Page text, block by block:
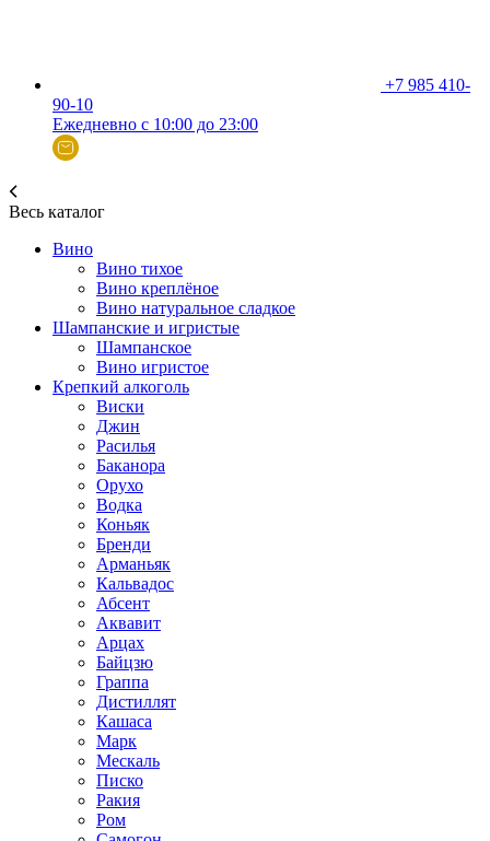
+7 985 410-
90-10
Ежедневно с 10:00 до 23:00
Весь каталог
Вино
Вино тихое
Вино креплёное
Вино натуральное сладкое
Шампанские и игристые
Шампанское
Вино игристое
Крепкий алкоголь
Виски
Джин
Расилья
Баканора
Орухо
Водка
Коньяк
Бренди
Арманьяк
Кальвадос
Абсент
Аквавит
Арцах
Байцзю
Граппа
Дистиллят
Кашаса
Марк
Мескаль
Писко
Ракия
Ром